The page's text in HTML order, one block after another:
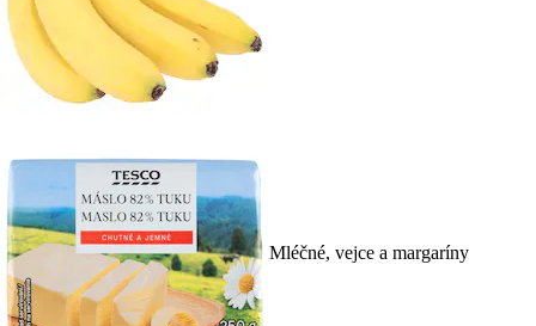
Mléčné, vejce a margaríny